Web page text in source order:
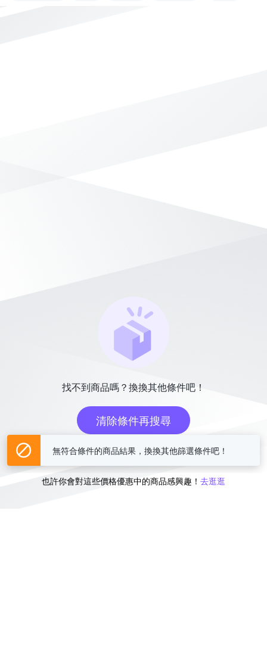
找不到商品嗎？換換其他條件吧！
清除條件再搜尋
或
也許你會對這些價格優惠中的商品感興趣！ 去逛逛
無符合條件的商品結果，換換其他篩選條件吧！